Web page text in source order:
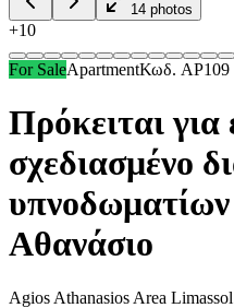
14 photos
+10
For SaleApartmentΚωδ. AP109
Πρόκειται
σχεδιασμένο
υπνοδωματίων
Αθανάσιο
Agios Athanasios Area